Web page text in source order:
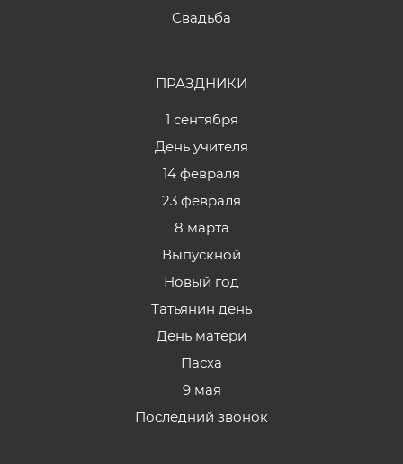
Свадьба
ПРАЗДНИКИ
1 сентября
День учителя
14 февраля
23 февраля
8 марта
Выпускной
Новый год
Татьянин день
День матери
Пасха
9 мая
Последний звонок